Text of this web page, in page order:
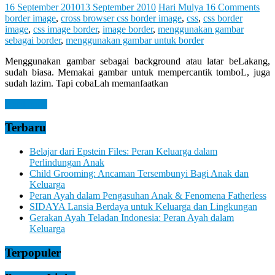
You
Feel
It
16 September 201013 September 2010 Hari Mulya 16 Comments
border image, cross browser css border image, css, css border
image, css image border, image border, menggunakan gambar
sebagai border, menggunakan gambar untuk border
Menggunakan gambar sebagai background atau latar beLakang,
sudah biasa. Memakai gambar untuk mempercantik tomboL, juga
sudah lazim. Tapi cobaLah memanfaatkan
Terbaru
Belajar dari Epstein Files: Peran Keluarga dalam
Perlindungan Anak
Child Grooming: Ancaman Tersembunyi Bagi Anak dan
Keluarga
Peran Ayah dalam Pengasuhan Anak & Fenomena Fatherless
SIDAYA Lansia Berdaya untuk Keluarga dan Lingkungan
Gerakan Ayah Teladan Indonesia: Peran Ayah dalam
Keluarga
Terpopuler